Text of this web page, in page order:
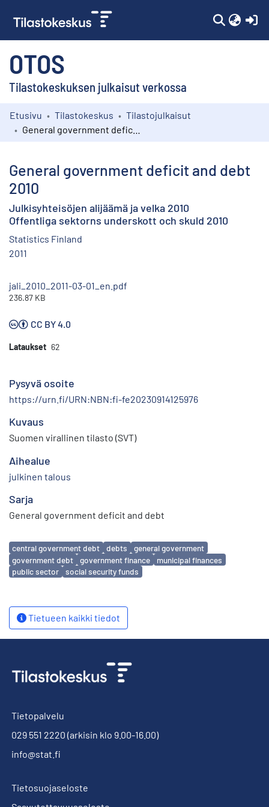
OTOS
Tilastokeskuksen julkaisut verkossa
Kokoelmat
Etusivu Tilastokeskus
Tilastojulkaisut
General government deficit and debt
2010
Julkisyhteisöjen alijäämä ja velka 2010
Offentliga sektorns underskott och skuld 2010
Statistics Finland
2011
jali_2010_2011-03-01_en.pdf
236.87 KB
CC BY 4.0
Lataukset 62
Pysyvä osoite
https://urn.fi/URN:NBN:fi-fe20230914125976
Kuvaus
Suomen virallinen tilasto (SVT)
Aihealue
julkinen talous
Sarja
General government deficit and debt
Avainsanat
central government debt debts
general government
government debt
government finance
municipal finances
public sector
social security funds
Tietueen kaikki tiedot
Tietopalvelu
029 551 2220 (arkisin klo 9.00-16.00)
info@stat.fi
Tietosuojaseloste